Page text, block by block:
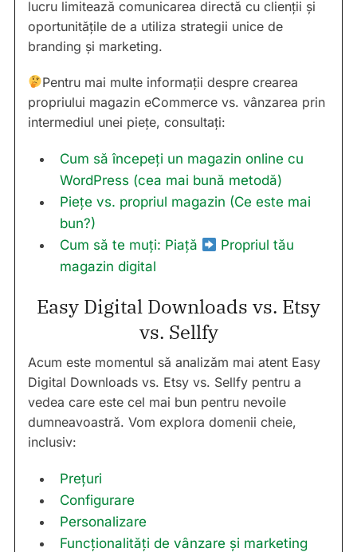
lucru limitează comunicarea directă cu clienții și
oportunitățile de a utiliza strategii unice de
branding și marketing.
Pentru mai multe informații despre crearea
propriului magazin eCommerce vs. vânzarea prin
intermediul unei piețe, consultați:
Cum să începeți un magazin online cu
WordPress (cea mai bună metodă)
Piețe vs. propriul magazin (Ce este mai
bun?)
Cum să te muți: Piață
Propriul tău
magazin digital
Easy Digital Downloads vs. Etsy
vs. Sellfy
Acum este momentul să analizăm mai atent Easy
Digital Downloads vs. Etsy vs. Sellfy pentru a
vedea care este cel mai bun pentru nevoile
dumneavoastră. Vom explora domenii cheie,
inclusiv:
Prețuri
Configurare
Personalizare
Funcționalități de vânzare și marketing